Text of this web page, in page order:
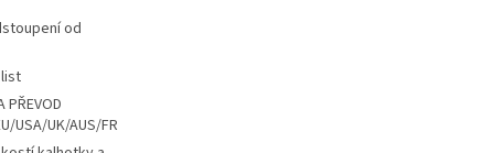
od
PŘEVOD
USA/UK/AUS/FR